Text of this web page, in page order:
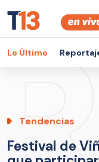
Lo Último
Tendencias
Festival de